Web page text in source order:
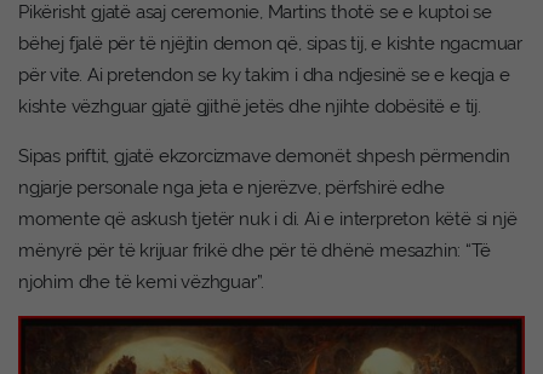
Pikërisht gjatë asaj ceremonie, Martins thotë se e kuptoi se
bëhej fjalë për të njëjtin demon që, sipas tij, e kishte ngacmuar
për vite. Ai pretendon se ky takim i dha ndjesinë se e keqja e
kishte vëzhguar gjatë gjithë jetës dhe njihte dobësitë e tij.
Sipas priftit, gjatë ekzorcizmave demonët shpesh përmendin
ngjarje personale nga jeta e njerëzve, përfshirë edhe
momente që askush tjetër nuk i di. Ai e interpreton këtë si një
mënyrë për të krijuar frikë dhe për të dhënë mesazhin: “Të
njohim dhe të kemi vëzhguar”.